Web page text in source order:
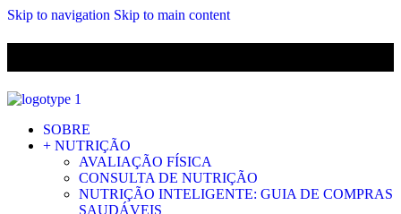
Skip to navigation Skip to main content
SOBRE
+ NUTRIÇÃO
AVALIAÇÃO FÍSICA
CONSULTA DE NUTRIÇÃO
NUTRIÇÃO INTELIGENTE: GUIA DE COMPRAS
SAUDÁVEIS